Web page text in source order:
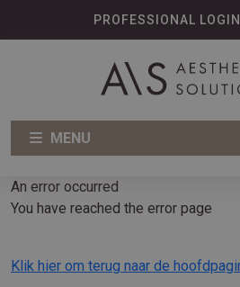
PROFESSIONAL LOGIN
MENU
An error occurred
You have reached the error page
Klik hier om terug naar de